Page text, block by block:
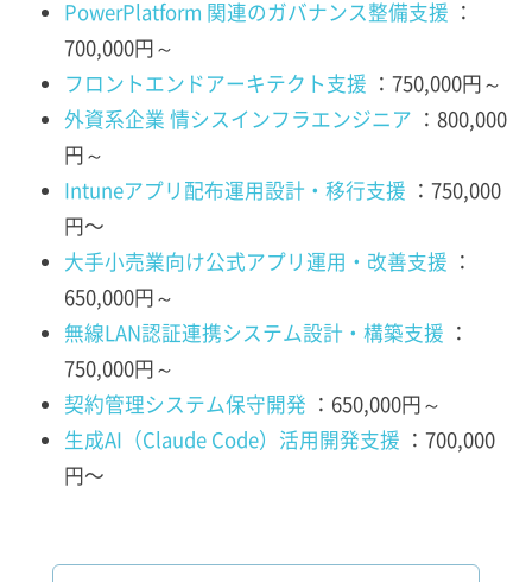
PowerPlatform 関連のガバナンス整備支援 ：
700,000円～
フロントエンドアーキテクト支援 ：750,000円～
外資系企業 情シスインフラエンジニア ：800,000
円～
Intuneアプリ配布運用設計・移行支援 ：750,000
円〜
大手小売業向け公式アプリ運用・改善支援 ：
650,000円～
無線LAN認証連携システム設計・構築支援 ：
750,000円～
契約管理システム保守開発 ：650,000円～
生成AI（Claude Code）活用開発支援 ：700,000
円〜